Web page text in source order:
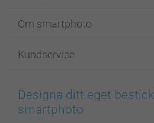
Fotokort
Fotoböcker
Bilder, Fotoförstoring & Fotohäften
Skal till Mobil & Surfplatta
Om smartphoto
För affiliates
Cookie Policy
Sitemap
Kundservice
smartgaranti
smartbonus
Designa ditt eget
smartphoto